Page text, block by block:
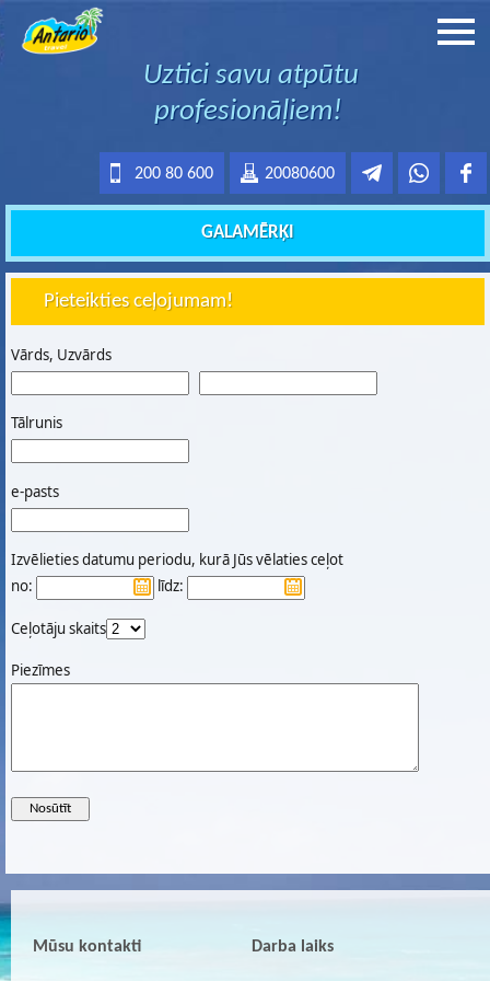
Uztici savu atpūtu
profesionāļiem!
20080600
200 80 600
GALAMĒRĶI
Pieteikties ceļojumam!
Vārds, Uzvārds
Tālrunis
e-pasts
Izvēlieties datumu periodu, kurā Jūs vēlaties ceļot
no:
līdz:
Ceļotāju skaits
Piezīmes
Mūsu kontakti Darba laiks